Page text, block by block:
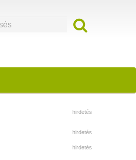
hirdetés
hirdetés
hirdetés